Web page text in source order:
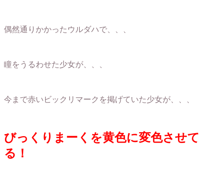
偶然通りかかったウルダハで、、、
瞳をうるわせた少女が、、、
今まで赤いビックリマークを掲げていた少女が、、、
びっくりまーくを黄色に変色させて
る！